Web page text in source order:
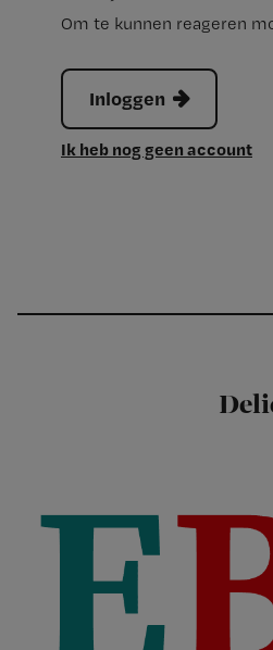
Om te kunnen reageren
Inloggen
Ik heb nog geen account